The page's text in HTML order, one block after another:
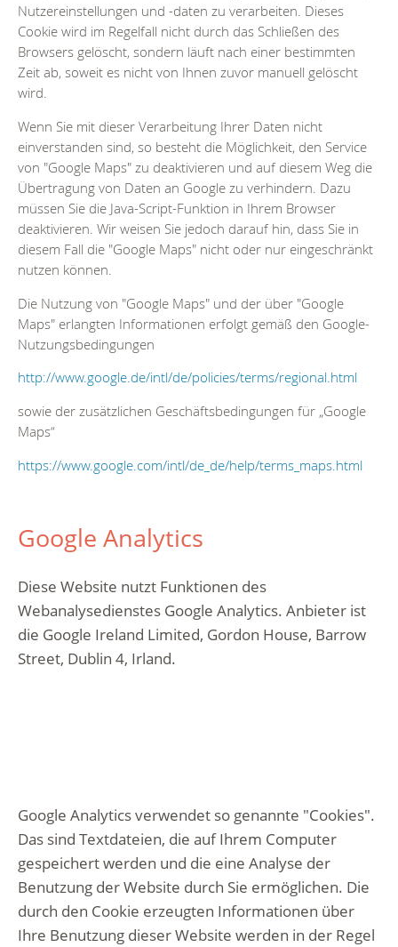
Nutzereinstellungen und -daten zu verarbeiten. Dieses
Cookie wird im Regelfall nicht durch das Schließen des
Browsers gelöscht, sondern läuft nach einer bestimmten
Zeit ab, soweit es nicht von Ihnen zuvor manuell gelöscht
wird.
Wenn Sie mit dieser Verarbeitung Ihrer Daten nicht
einverstanden sind, so besteht die Möglichkeit, den Service
von "Google Maps" zu deaktivieren und auf diesem Weg die
Übertragung von Daten an Google zu verhindern. Dazu
müssen Sie die Java-Script-Funktion in Ihrem Browser
deaktivieren. Wir weisen Sie jedoch darauf hin, dass Sie in
diesem Fall die "Google Maps" nicht oder nur eingeschränkt
nutzen können.
Die Nutzung von "Google Maps" und der über "Google
Maps" erlangten Informationen erfolgt gemäß den Google-
Nutzungsbedingungen
http://www.google.de/intl/de/policies/terms/regional.html
sowie der zusätzlichen Geschäftsbedingungen für „Google
Maps“
https://www.google.com/intl/de_de/help/terms_maps.html
Google Analytics
Diese Website nutzt Funktionen des
Webanalysedienstes Google Analytics. Anbieter ist
die Google Ireland Limited, Gordon House, Barrow
Street, Dublin 4, Irland.
Google Analytics verwendet so genannte "Cookies".
Das sind Textdateien, die auf Ihrem Computer
gespeichert werden und die eine Analyse der
Benutzung der Website durch Sie ermöglichen. Die
durch den Cookie erzeugten Informationen über
Ihre Benutzung dieser Website werden in der Regel